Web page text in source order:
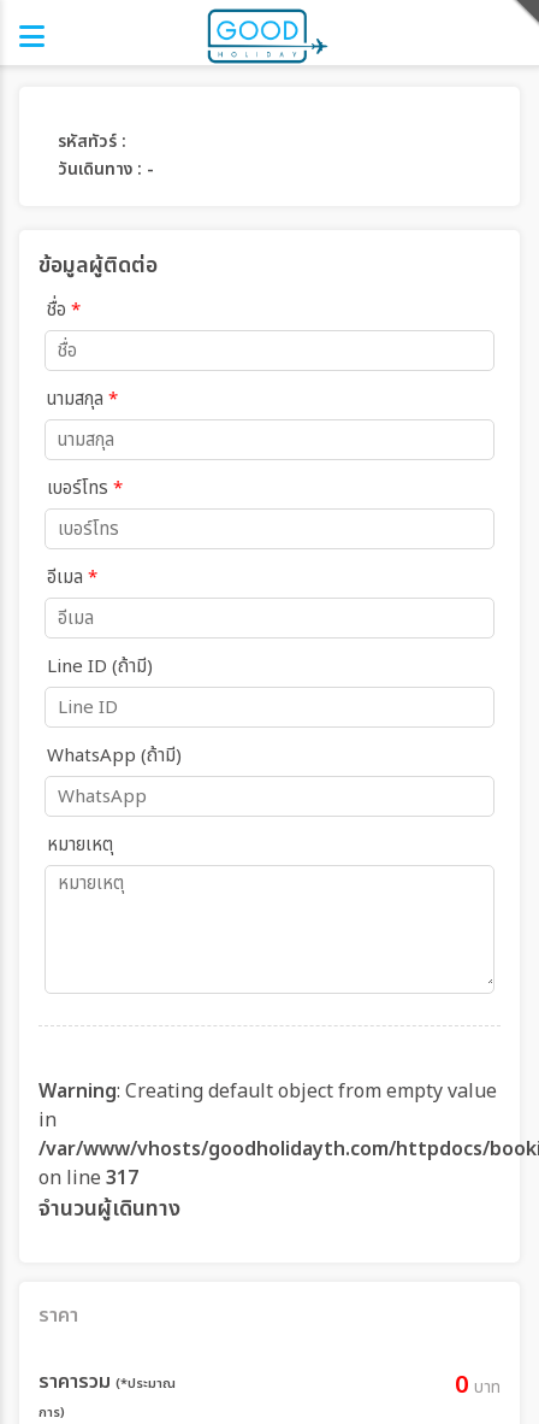
รหัสทัวร์ :
วันเดินทาง : -
ข้อมูลผู้ติดต่อ
ชื่อ *
นามสกุล *
เบอร์โทร *
อีเมล *
Line ID (ถ้ามี)
WhatsApp (ถ้ามี)
หมายเหตุ
Warning: Creating default object from empty value
in
/var/www/vhosts/goodholidayth.com/httpdocs/
on line 317
จำนวนผู้เดินทาง
ราคา
ราคารวม (*ประมาณ
การ)
0 บาท